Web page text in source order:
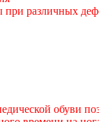
при различных
обуви